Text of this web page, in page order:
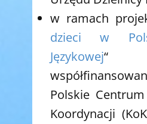
w ramach
dzieci w
Językowej
Polskie
Koordynacji